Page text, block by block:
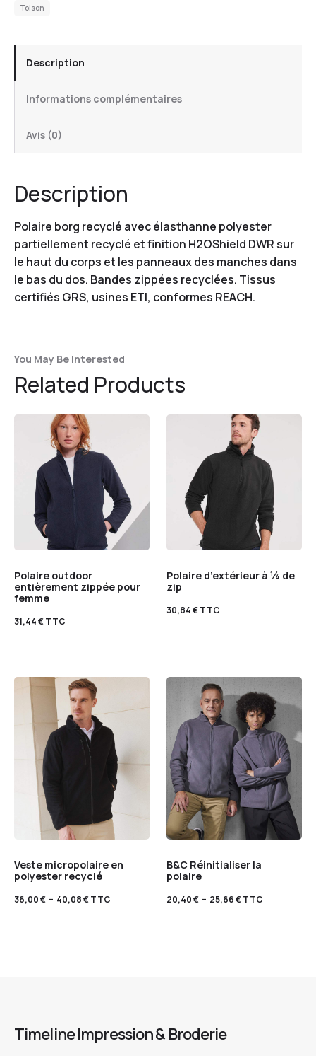
Toison
Description
Informations complémentaires
Avis (0)
Description
Polaire borg recyclé avec élasthanne polyester
partiellement recyclé et finition H2OShield DWR sur
le haut du corps et les panneaux des manches dans
le bas du dos. Bandes zippées recyclées. Tissus
certifiés GRS, usines ETI, conformes REACH.
You May Be Interested
Related Products
Polaire outdoor
entièrement zippée pour
femme
31,44€TTC
Polaire d’extérieur à ¼ de
zip
30,84€TTC
Veste micropolaire en
polyester recyclé
36,00€ – 40,08€TTC
B&C Réinitialiser la
polaire
20,40€ – 25,66€TTC
Timeline Impression & Broderie